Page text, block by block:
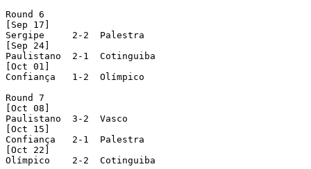
Round 6
[Sep 17]
Sergipe     2-2  Palestra
[Sep 24]
Paulistano  2-1  Cotinguiba
[Oct 01]
Confiança   1-2  Olímpico
Round 7
[Oct 08]
Paulistano  3-2  Vasco
[Oct 15]
Confiança   2-1  Palestra
[Oct 22]
Olímpico    2-2  Cotinguiba